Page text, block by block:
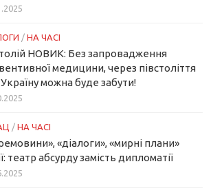
/ НА ЧАСІ
НОВИК: Без запровадження
медицини, через півстоліття
можна буде забути!
/ НА ЧАСІ
«діалоги», «мирні плани»
театр абсурду замість дипломатії